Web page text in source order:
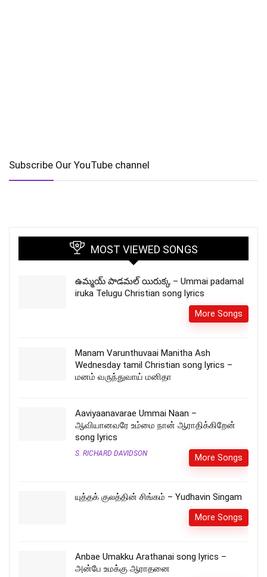
Subscribe Our YouTube channel
MOST VIEWED SONGS
ఉమ్మయ్ పాడమల్ యిరుక్క – Ummai padamal
iruka Telugu Christian song lyrics
More Songs
Manam Varunthuvaai Manitha Ash
Wednesday tamil Christian song lyrics –
மனம் வருந்துவாய் மனிதா
Aaviyaanavarae Ummai Naan –
ஆவியானவரே உம்மை நான் ஆராதிக்கிறேன்
song lyrics
S. RICHARD DAVIDSON More Songs
யுத்தக் குலத்தின் சிங்கம் – Yudhavin Singam
More Songs
Anbae Umakku Arathanai song lyrics –
அன்பே உமக்கு ஆராதனை